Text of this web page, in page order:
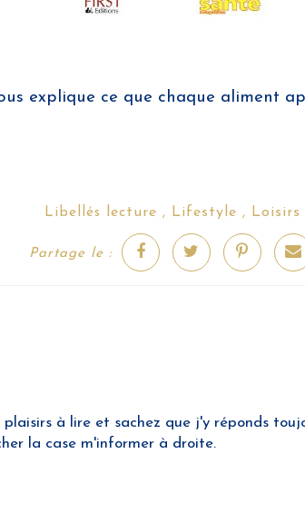
explique ce que chaque aliment
Libellés lecture , Lifestyle , Loisirs
Partage le :
à lire et sachez que j'y réponds
la case m'informer à droite.